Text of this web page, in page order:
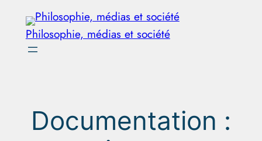
Aller
contenu
Philosophie, médias et société
Documentation :